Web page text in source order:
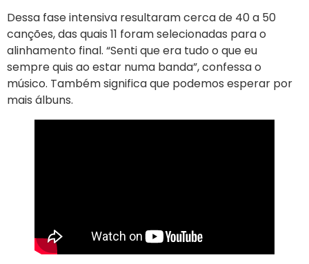
Dessa fase intensiva resultaram cerca de 40 a 50
canções, das quais 11 foram selecionadas para o
alinhamento final. “Senti que era tudo o que eu
sempre quis ao estar numa banda”, confessa o
músico. Também significa que podemos esperar por
mais álbuns.